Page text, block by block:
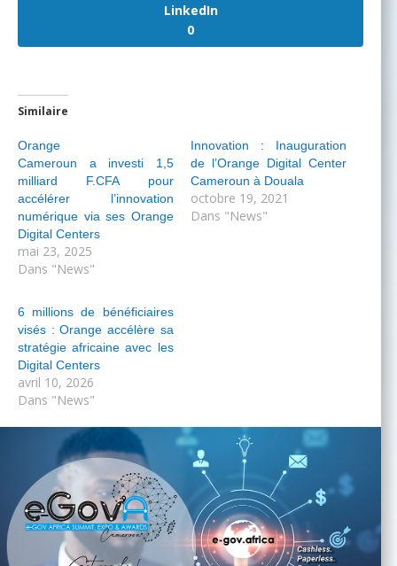
LinkedIn
0
Similaire
Orange
Cameroun a investi 1,5
milliard F.CFA pour
accélérer l’innovation
numérique via ses Orange
Digital Centers
mai 23, 2025
Dans "News"
Innovation : Inauguration
de l’Orange Digital Center
Cameroun à Douala
octobre 19, 2021
Dans "News"
6 millions de bénéficiaires
visés : Orange accélère sa
stratégie africaine avec les
Digital Centers
avril 10, 2026
Dans "News"